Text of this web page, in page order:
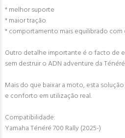
* melhor suporte
* maior tração
* comportamento mais equilibrado com
Outro detalhe importante é o facto de
sem destruir o ADN adventure da
Mais do que baixar a moto, esta
e conforto em utilização real.
Compatibilidade:
Yamaha Ténéré 700 Rally (2025-)